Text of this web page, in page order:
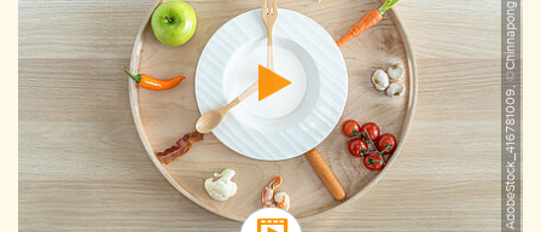
AdobeStock_416781009, ©Chinnapong